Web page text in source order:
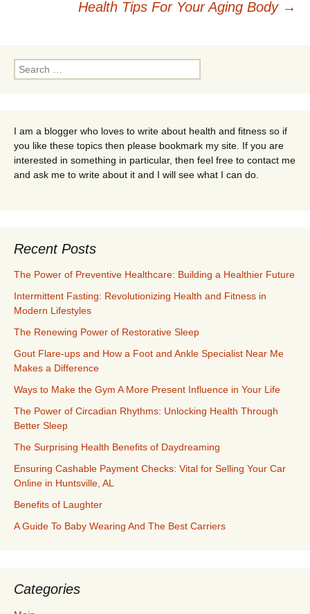
Health Tips For Your Aging Body →
Search
for:
I am a blogger who loves to write about health and fitness so if
you like these topics then please bookmark my site. If you are
interested in something in particular, then feel free to contact me
and ask me to write about it and I will see what I can do.
Recent Posts
The Power of Preventive Healthcare: Building a Healthier Future
Intermittent Fasting: Revolutionizing Health and Fitness in
Modern Lifestyles
The Renewing Power of Restorative Sleep
Gout Flare-ups and How a Foot and Ankle Specialist Near Me
Makes a Difference
Ways to Make the Gym A More Present Influence in Your Life
The Power of Circadian Rhythms: Unlocking Health Through
Better Sleep
The Surprising Health Benefits of Daydreaming
Ensuring Cashable Payment Checks: Vital for Selling Your Car
Online in Huntsville, AL
Benefits of Laughter
A Guide To Baby Wearing And The Best Carriers
Categories